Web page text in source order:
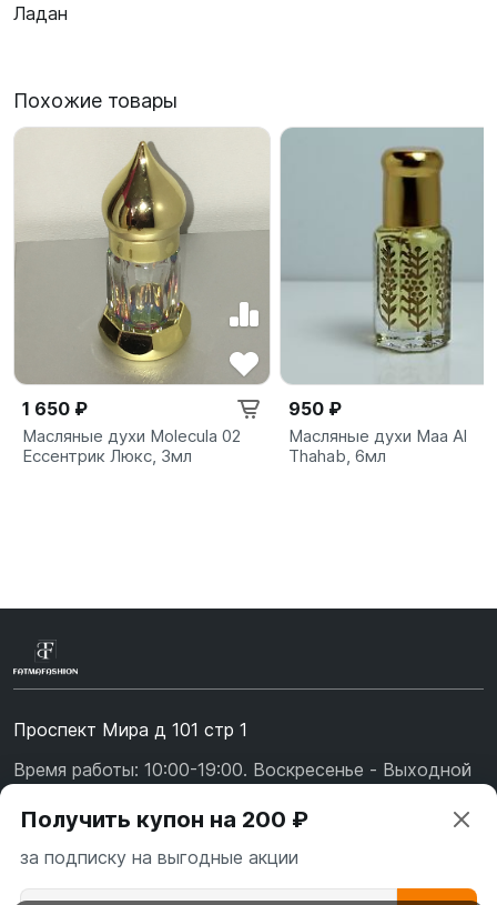
Ладан
Похожие товары
1 650 ₽
Масляные духи Molecula 02
Ессентрик Люкс, 3мл
950 ₽
Масляные духи Maa Al
Thahab, 6мл
Проспект Мира д 101 стр 1
Время работы: 10:00-19:00. Воскресенье - Выходной
+7 (926) 478-75-47
fatmafashion@mail.ru
Получить купон на 200 ₽
за подписку на выгодные акции